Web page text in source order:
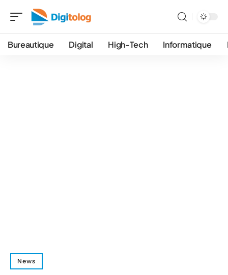
Bureautique Digital High-Tech Informatique
News